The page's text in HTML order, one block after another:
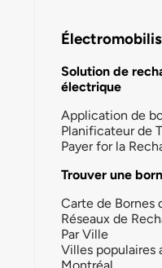
Solution de
électrique
Application de
Planificateur de
Payer for la
Trouver une
Carte de Bornes
Réseaux de
Par Ville
Villes populaires